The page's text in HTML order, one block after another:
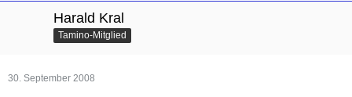
Harald Kral
Tamino-Mitglied
30. September 2008